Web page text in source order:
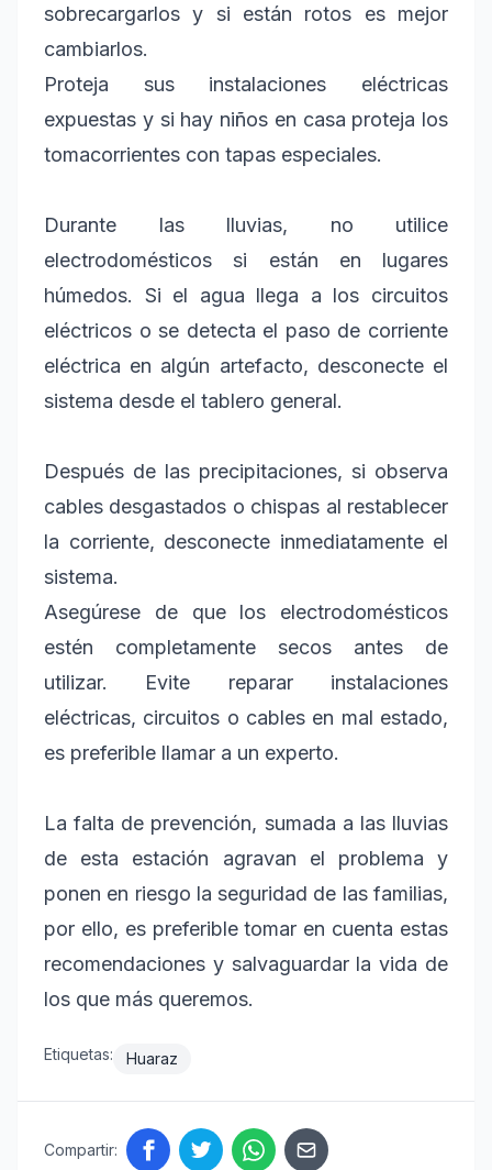
sobrecargarlos y si están rotos es mejor
cambiarlos.
Proteja sus instalaciones eléctricas
expuestas y si hay niños en casa proteja los
tomacorrientes con tapas especiales.
Durante las lluvias, no utilice
electrodomésticos si están en lugares
húmedos. Si el agua llega a los circuitos
eléctricos o se detecta el paso de corriente
eléctrica en algún artefacto, desconecte el
sistema desde el tablero general.
Después de las precipitaciones, si observa
cables desgastados o chispas al restablecer
la corriente, desconecte inmediatamente el
sistema.
Asegúrese de que los electrodomésticos
estén completamente secos antes de
utilizar. Evite reparar instalaciones
eléctricas, circuitos o cables en mal estado,
es preferible llamar a un experto.
La falta de prevención, sumada a las lluvias
de esta estación agravan el problema y
ponen en riesgo la seguridad de las familias,
por ello, es preferible tomar en cuenta estas
recomendaciones y salvaguardar la vida de
los que más queremos.
Etiquetas: Huaraz
Compartir: